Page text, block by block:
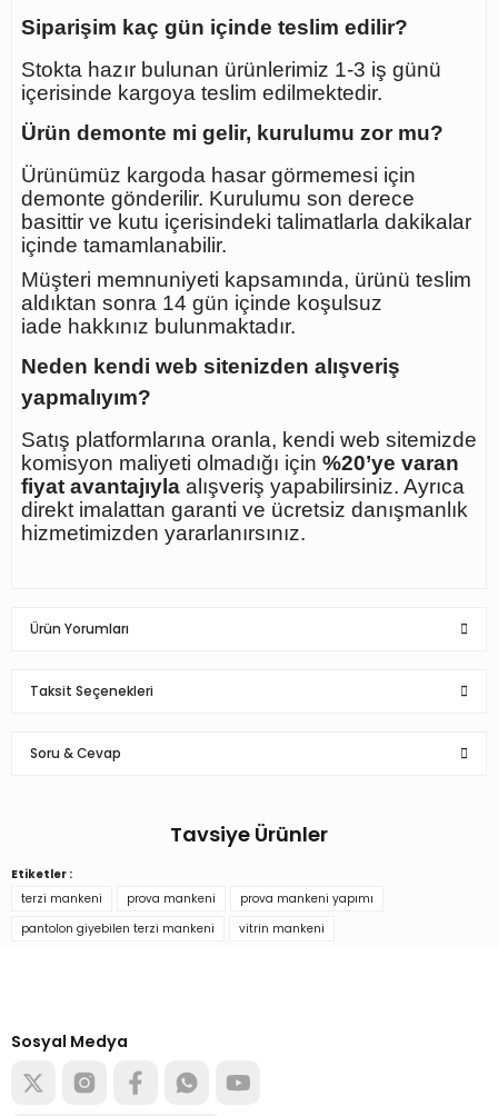
Siparişim kaç gün içinde teslim edilir?
Stokta hazır bulunan ürünlerimiz 1-3 iş günü
içerisinde kargoya teslim edilmektedir.
Ürün demonte mi gelir, kurulumu zor mu?
Ürünümüz kargoda hasar görmemesi için
demonte gönderilir. Kurulumu son derece
basittir ve kutu içerisindeki talimatlarla dakikalar
içinde tamamlanabilir.
Müşteri memnuniyeti kapsamında, ürünü teslim
aldıktan sonra 14 gün içinde koşulsuz
iade hakkınız bulunmaktadır.
Neden kendi web sitenizden alışveriş
yapmalıyım?
Satış platformlarına oranla, kendi web sitemizde
komisyon maliyeti olmadığı için %20’ye varan
fiyat avantajıyla alışveriş yapabilirsiniz. Ayrıca
direkt imalattan garanti ve ücretsiz danışmanlık
hizmetimizden yararlanırsınız.
Ürün Yorumları
Taksit Seçenekleri
Soru & Cevap
Ürün hakkında henüz soru sorulmamış.
Soru Sor
Tavsiye Ürünler
Sepete Ekle
Etiketler :
terzi mankeni
prova mankeni
prova mankeni yapımı
pantolon giyebilen terzi mankeni
vitrin mankeni
Sosyal Medya